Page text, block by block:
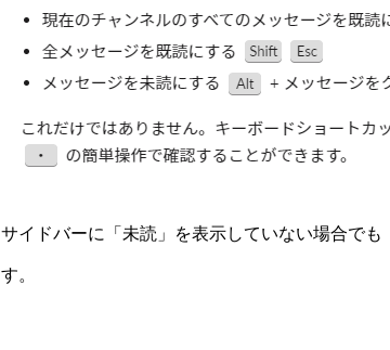
サイドバーに「未読」を表示していない場合で
す。